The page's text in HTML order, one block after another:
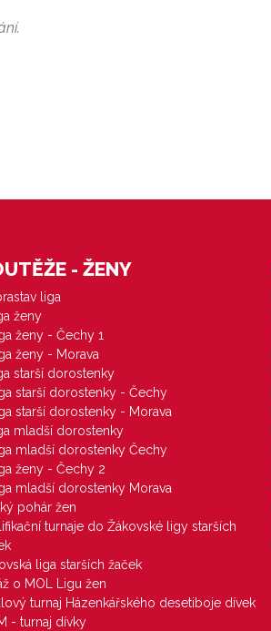
- ŽENY
liga
ženy
ženy - Čechy 1
ženy - Morava
starší dorostenky
starší dorostenky - Čechy
starší dorostenky - Morava
mladší dorostenky
mladší dorostenky Čechy
ženy - Čechy 2
mladší dorostenky Morava
pohár žen
turnaje do Žákovské ligy starších
liga starších žaček
o MOL Ligu žen
turnaj Házenkářského desetiboje dívek
- turnaj dívky